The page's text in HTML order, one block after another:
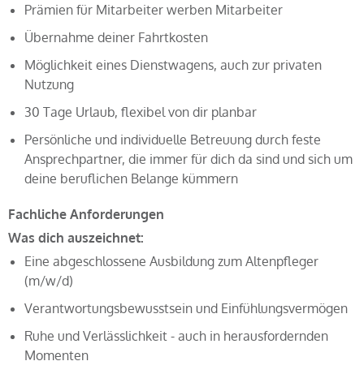
Prämien für Mitarbeiter werben Mitarbeiter
Übernahme deiner Fahrtkosten
Möglichkeit eines Dienstwagens, auch zur privaten
Nutzung
30 Tage Urlaub, flexibel von dir planbar
Persönliche und individuelle Betreuung durch feste
Ansprechpartner, die immer für dich da sind und sich um
deine beruflichen Belange kümmern
Fachliche Anforderungen
Was dich auszeichnet:
Eine abgeschlossene Ausbildung zum Altenpfleger
(m/w/d)
Verantwortungsbewusstsein und Einfühlungsvermögen
Ruhe und Verlässlichkeit - auch in herausfordernden
Momenten